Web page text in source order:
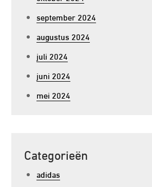
september 2024
augustus 2024
juli 2024
juni 2024
mei 2024
Categorieën
adidas